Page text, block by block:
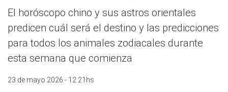
El horóscopo chino y sus astros orientales
predicen cuál será el destino y las predicciones
para todos los animales zodiacales durante
esta semana que comienza
23 de mayo 2026 - 12:21hs